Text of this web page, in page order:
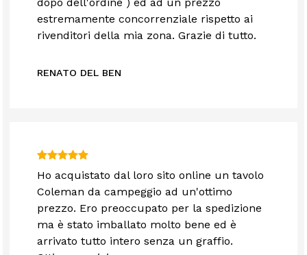
estremamente concorrenziale rispetto ai
rivenditori della mia zona. Grazie di tutto.
RENATO DEL BEN
Ho acquistato dal loro sito online un tavolo
Coleman da campeggio ad un'ottimo
prezzo. Ero preoccupato per la spedizione
ma è stato imballato molto bene ed è
arrivato tutto intero senza un graffio.